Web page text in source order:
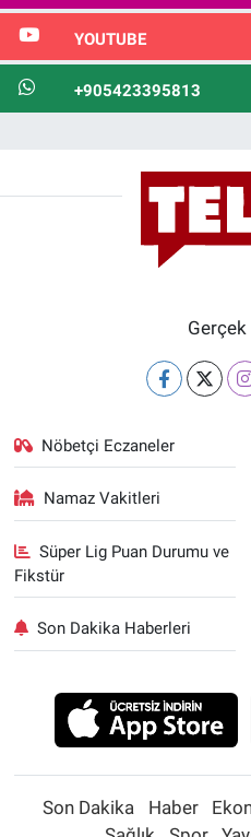
YOUTUBE
+905423395813
Nöbetçi Eczaneler
Namaz Vakitleri
Süper Lig Puan Durumu ve
Fikstür
Son Dakika Haberleri
Son Dakika Haber